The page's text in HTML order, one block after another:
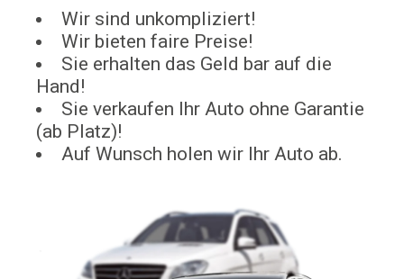
Wir sind unkompliziert!
Wir bieten faire Preise!
Sie erhalten das Geld bar auf die
Hand!
Sie verkaufen Ihr Auto ohne Garantie
(ab Platz)!
Auf Wunsch holen wir Ihr Auto ab.